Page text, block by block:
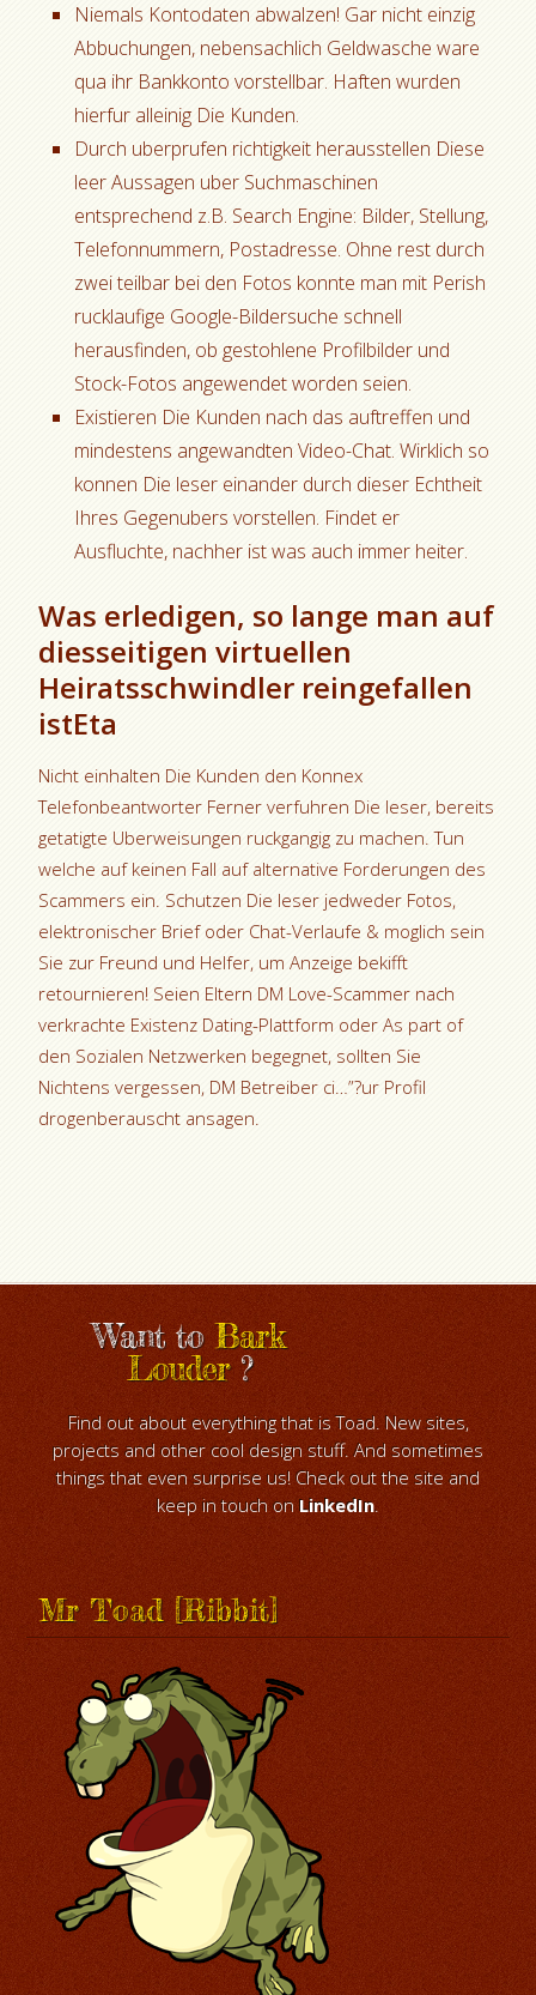
Niemals Kontodaten abwalzen! Gar nicht einzig
Abbuchungen, nebensachlich Geldwasche ware
qua ihr Bankkonto vorstellbar. Haften wurden
hierfur alleinig Die Kunden.
Durch uberprufen richtigkeit herausstellen Diese
leer Aussagen uber Suchmaschinen
entsprechend z.B. Search Engine: Bilder, Stellung,
Telefonnummern, Postadresse. Ohne rest durch
zwei teilbar bei den Fotos konnte man mit Perish
rucklaufige Google-Bildersuche schnell
herausfinden, ob gestohlene Profilbilder und
Stock-Fotos angewendet worden seien.
Existieren Die Kunden nach das auftreffen und
mindestens angewandten Video-Chat. Wirklich so
konnen Die leser einander durch dieser Echtheit
Ihres Gegenubers vorstellen. Findet er
Ausfluchte, nachher ist was auch immer heiter.
Was erledigen, so lange man auf
diesseitigen virtuellen
Heiratsschwindler reingefallen
istEta
Nicht einhalten Die Kunden den Konnex
Telefonbeantworter Ferner verfuhren Die leser, bereits
getatigte Uberweisungen ruckgangig zu machen. Tun
welche auf keinen Fall auf alternative Forderungen des
Scammers ein. Schutzen Die leser jedweder Fotos,
elektronischer Brief oder Chat-Verlaufe & moglich sein
Sie zur Freund und Helfer, um Anzeige bekifft
retournieren! Seien Eltern DM Love-Scammer nach
verkrachte Existenz Dating-Plattform oder As part of
den Sozialen Netzwerken begegnet, sollten Sie
Nichtens vergessen, DM Betreiber ci…”?ur Profil
drogenberauscht ansagen.
Want toBark
Louder?
Find out about everything that is Toad. New sites,
projects and other cool design stuff. And sometimes
things that even surprise us! Check out the site and
keep in touch on LinkedIn.
Mr Toad [Ribbit]